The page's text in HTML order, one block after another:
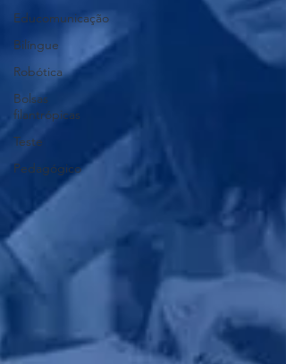
Educomunicação
Bilíngue
Robótica
Bolsas
filantrópicas
Teste
Pedagógico